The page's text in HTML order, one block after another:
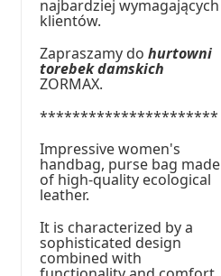
najbardziej wymagających
klientów.
Zapraszamy dohurtowni
torebek damskich
ZORMAX.
**********************
Impressive women's
handbag, purse bag made
of high-quality ecological
leather.
It is characterized by a
sophisticated design
combined with